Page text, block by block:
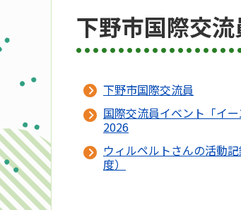
下野市国際交流
下野市国際交流員
国際交流員イベント「イー
2026
ウィルペルトさんの活動
度）